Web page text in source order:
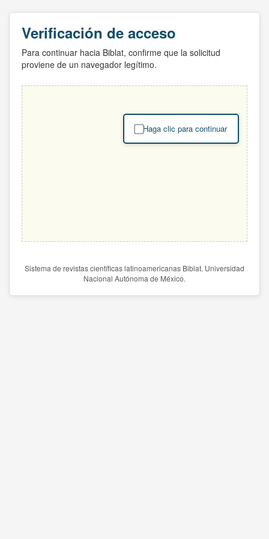
Verificación de acceso
Para continuar hacia Biblat, confirme que la solicitud
proviene de un navegador legítimo.
Haga clic para continuar
Sistema de revistas científicas latinoamericanas Biblat. Universidad
Nacional Autónoma de México.